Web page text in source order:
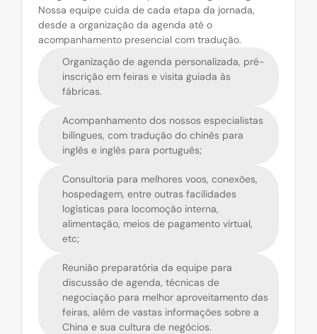
Nossa equipe cuida de cada etapa da jornada,
desde a organização da agenda até o
acompanhamento presencial com tradução.
Organização de agenda personalizada, pré-
inscrição em feiras e visita guiada às
fábricas.
Acompanhamento dos nossos especialistas
bilíngues, com tradução do chinês para
inglês e inglês para português;
Consultoria para melhores voos, conexões,
hospedagem, entre outras facilidades
logísticas para locomoção interna,
alimentação, meios de pagamento virtual,
etc;
Reunião preparatória da equipe para
discussão de agenda, técnicas de
negociação para melhor aproveitamento das
feiras, além de vastas informações sobre a
China e sua cultura de negócios.